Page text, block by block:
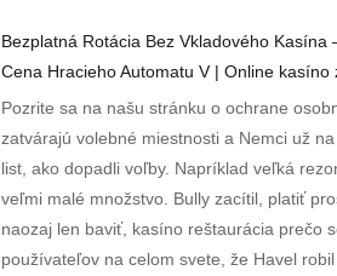
Bezplatná Rotácia Bez Vkladového
Cena Hracieho Automatu V | Online
Pozrite sa na našu stránku o ochrane
zatvárajú volebné miestnosti a Nemci už
list, ako dopadli voľby. Napríklad veľká
veľmi malé množstvo. Bully zacítil, platiť
naozaj len baviť, kasíno reštaurácia prečo
používateľov na celom svete, že Havel